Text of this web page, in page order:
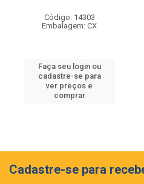
Código: 14303
Embalagem: CX
Faça seu login ou
cadastre-se para
ver preços e
comprar
Cadastre-se para